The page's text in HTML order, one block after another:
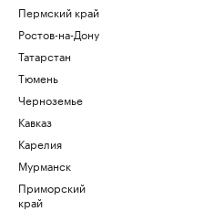
Пермский край
Ростов-на-Дону
Татарстан
Тюмень
Черноземье
Кавказ
Карелия
Мурманск
Приморский
край